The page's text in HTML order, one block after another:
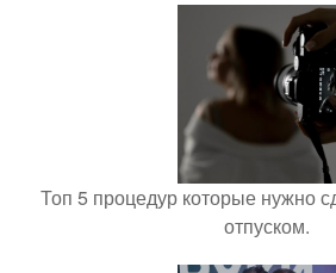
Топ 5 процедур которые нужно
отпуском.